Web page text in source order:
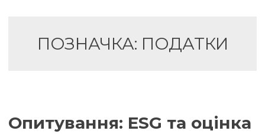
ПОЗНАЧКА: ПОДАТКИ
Опитування: ESG та оцінка